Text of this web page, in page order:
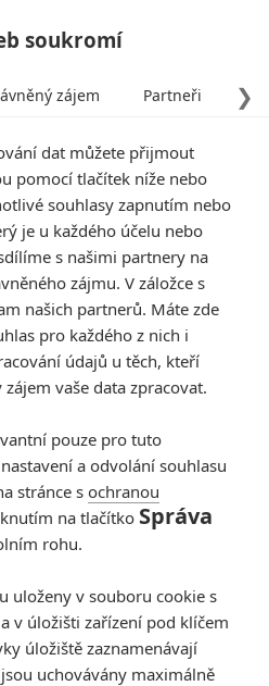
VIDEA (0)
Predátor málem
pokazil Arnoldovi
svatbu
soukromí
❯
zájem Partneři
dat můžete přijmout
pomocí tlačítek níže nebo
souhlasy zapnutím nebo
je u každého účelu nebo
s našimi partnery na
zájmu. V záložce s
našich partnerů. Máte zde
pro každého z nich i
údajů u těch, kteří
vaše data zpracovat.
pouze pro tuto
a odvolání souhlasu
stránce s ochranou
na tlačítko Správa
rohu.
uloženy v souboru cookie s
v úložišti zařízení pod klíčem
úložiště zaznamenávají
uchovávány maximálně